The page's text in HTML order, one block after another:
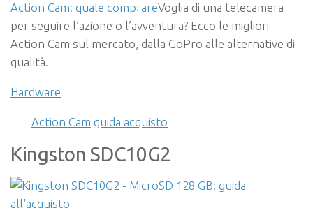
Action Cam: quale comprareVoglia di una telecamera
per seguire l’azione o l’avventura? Ecco le migliori
Action Cam sul mercato, dalla GoPro alle alternative di
qualità.
Hardware
Action Cam guida acquisto
Kingston SDC10G2